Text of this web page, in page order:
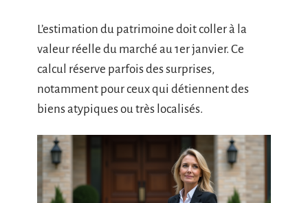
L’estimation du patrimoine doit coller à la
valeur réelle du marché au 1er janvier. Ce
calcul réserve parfois des surprises,
notamment pour ceux qui détiennent des
biens atypiques ou très localisés.